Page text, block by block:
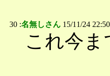
30 :名無しさん 15/11/24
これ今